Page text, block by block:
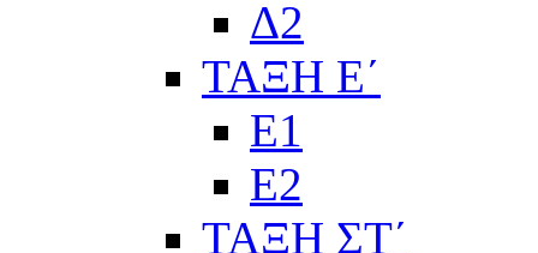
Δ2
ΤΑΞΗ Ε΄
Ε1
Ε2
ΤΑΞΗ ΣΤ΄